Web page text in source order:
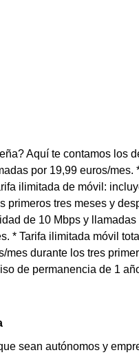
Aquí te contamos los
por 19,99 euros/mes.
ilimitada de móvil:
tres meses y
de 10 Mbps y
* Tarifa ilimitada móvil
durante los tres
de permanencia de 1
sean autónomos y